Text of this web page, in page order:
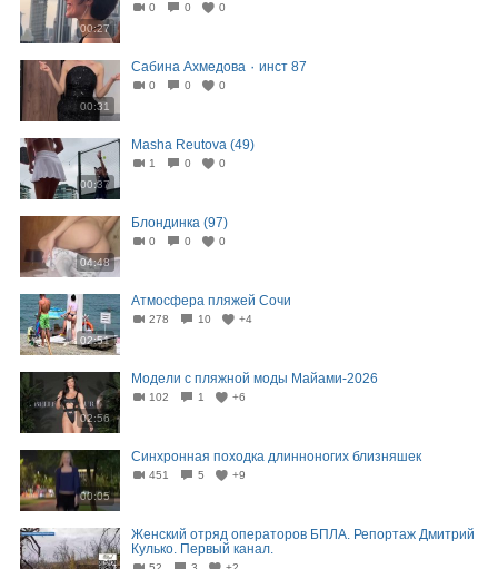
00:27
0 0 0
00:31
Сабина Ахмедова ٠ инст 87
0 0 0
00:37
Masha Reutova (49)
1 0 0
04:48
Блондинка (97)
0 0 0
02:51
Атмосфера пляжей Сочи
278 10 +4
02:56
Модели с пляжной моды Майами-2026
102 1 +6
00:05
Синхронная походка длинноногих близняшек
451 5 +9
Женский отряд операторов БПЛА. Репортаж Дмитрий
Кулько. Первый канал.